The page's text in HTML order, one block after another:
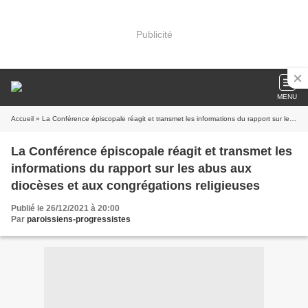
Publicité
MENU
Accueil » La Conférence épiscopale réagit et transmet les informations du rapport sur les abus aux diocèses et aux congrégations religieuses
La Conférence épiscopale réagit et transmet les
informations du rapport sur les abus aux
diocèses et aux congrégations religieuses
Publié le 26/12/2021 à 20:00
Par paroissiens-progressistes